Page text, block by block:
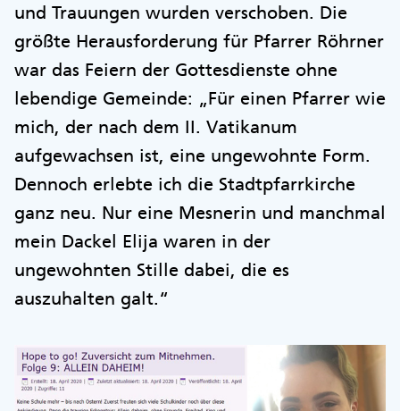
und Trauungen wurden verschoben. Die
größte Herausforderung für Pfarrer Röhrner
war das Feiern der Gottesdienste ohne
lebendige Gemeinde: „Für einen Pfarrer wie
mich, der nach dem II. Vatikanum
aufgewachsen ist, eine ungewohnte Form.
Dennoch erlebte ich die Stadtpfarrkirche
ganz neu. Nur eine Mesnerin und manchmal
mein Dackel Elija waren in der
ungewohnten Stille dabei, die es
auszuhalten galt.“